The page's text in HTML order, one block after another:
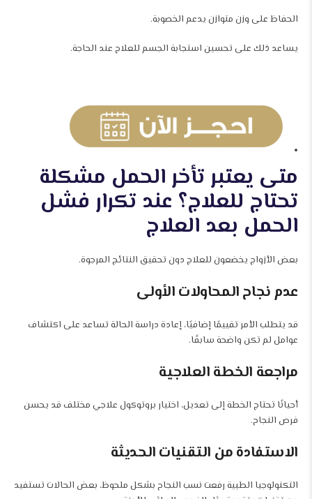
الحفاظ على وزن متوازن يدعم الخصوبة.
يساعد ذلك على تحسين استجابة الجسم للعلاج عند الحاجة.
متى يعتبر تأخر الحمل مشكلة
تحتاج للعلاج؟ عند تكرار فشل
الحمل بعد العلاج
بعض الأزواج يخضعون للعلاج دون تحقيق النتائج المرجوة.
عدم نجاح المحاولات الأولى
قد يتطلب الأمر تقييمًا إضافيًا، إعادة دراسة الحالة تساعد على اكتشاف
عوامل لم تكن واضحة سابقًا.
مراجعة الخطة العلاجية
أحيانًا تحتاج الخطة إلى تعديل، اختيار بروتوكول علاجي مختلف قد يحسن
فرص النجاح.
الاستفادة من التقنيات الحديثة
التكنولوجيا الطبية رفعت نسب النجاح بشكل ملحوظ، بعض الحالات تستفيد